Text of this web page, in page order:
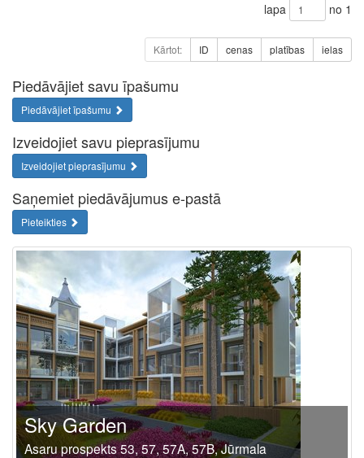
lapa no 1
Kārtot: ID cenas platības ielas
Piedāvājiet savu īpašumu
Piedāvājiet īpašumu
Izveidojiet savu pieprasījumu
Izveidojiet pieprasījumu
Saņemiet piedāvājumus e-pastā
Pieteikties
Sky Garden
Asaru prospekts 53, 57, 57A, 57B, Jūrmala